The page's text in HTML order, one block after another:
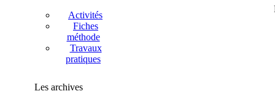
Activités
Fiches
méthode
Travaux
pratiques
Les archives